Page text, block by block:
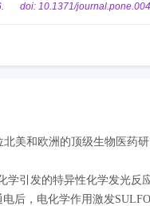
doi: 10.1371/
美和欧洲的顶级生物医药
学引发的特异性化学发光
后，电化学作用激发